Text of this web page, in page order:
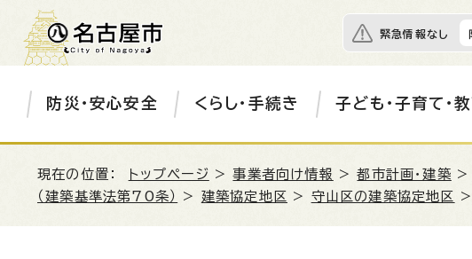
緊急情報なし
防災・安心安全 くらし・手続き 子ども・子育て・
現在の位置： トップページ >事業者向け情報 >都市計画・建築 >
（建築基準法第70条）
> 建築協定地区 > 守山区の建築協定地区 >